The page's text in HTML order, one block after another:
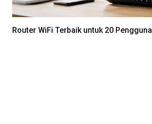
Router WiFi Terbaik untuk 20 Pengguna